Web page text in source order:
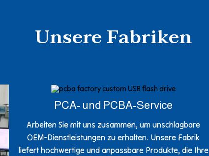
Unsere Fabriken
PCA- und PCBA-Service
Arbeiten Sie mit uns zusammen, um unschlagbare
OEM-Dienstleistungen zu erhalten. Unsere Fabrik
liefert hochwertige und anpassbare Produkte, die Ihre